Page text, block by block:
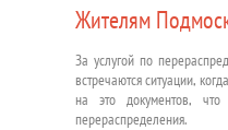
Жителям
За услугой по
встречаются ситуации,
на это документов,
перераспределения.